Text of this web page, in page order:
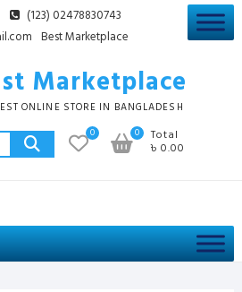
(123) 02478830743
Best Marketplace
Marketplace
ONLINE STORE IN BANGLADESH
Search
for:
0 Total
৳ 0.00
0